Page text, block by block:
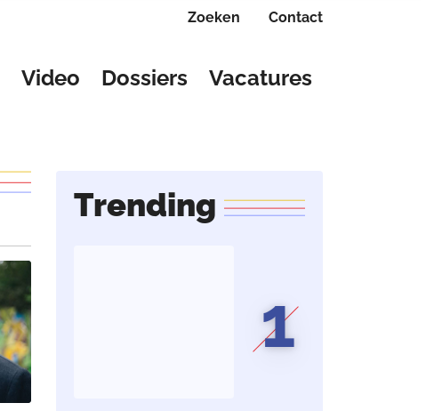
Zoeken Contact
Video Dossiers Vacatures
Trending
1